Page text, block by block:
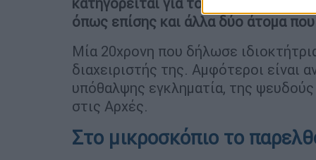
όπως επίσης και άλλα δύο άτομα
Μία 20χρονη που δήλωσε
διαχειριστής της. Αμφότεροι είναι
υπόθαλψης εγκληματία, της
στις Αρχές.
Στο μικροσκόπιο το